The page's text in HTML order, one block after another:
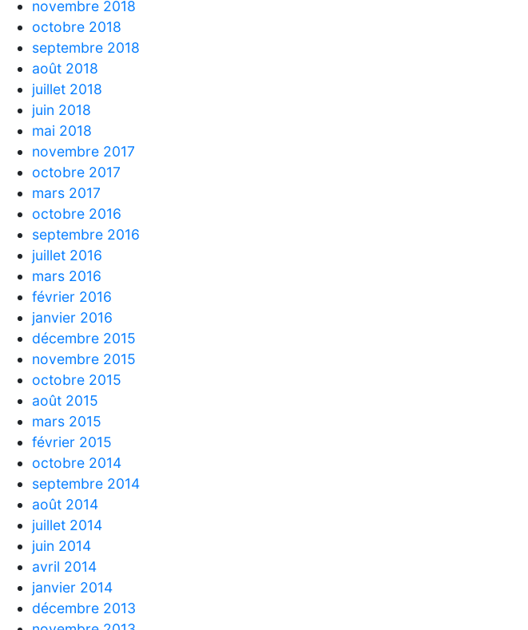
novembre 2018
octobre 2018
septembre 2018
août 2018
juillet 2018
juin 2018
mai 2018
novembre 2017
octobre 2017
mars 2017
octobre 2016
septembre 2016
juillet 2016
mars 2016
février 2016
janvier 2016
décembre 2015
novembre 2015
octobre 2015
août 2015
mars 2015
février 2015
octobre 2014
septembre 2014
août 2014
juillet 2014
juin 2014
avril 2014
janvier 2014
décembre 2013